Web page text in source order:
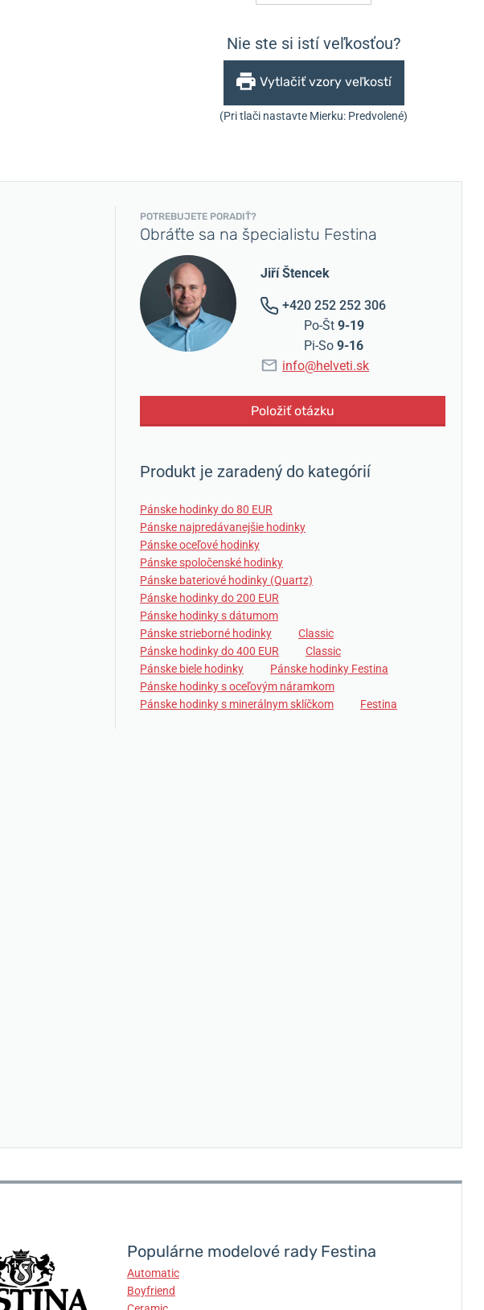
Nie ste si istí veľkosťou?
Vytlačiť vzory veľkostí
(Pri tlači nastavte Mierku: Predvolené)
POTREBUJETE PORADIŤ?
Obráťte sa na špecialistu Festina
Jiří Štencek
+420 252 252 306
Po-Št 9-19
Pi-So 9-16
info@helveti.sk
Položiť otázku
Produkt je zaradený do kategórií
Pánske hodinky do 80 EUR
Pánske najpredávanejšie hodinky
Pánske oceľové hodinky
Pánske spoločenské hodinky
Pánske bateriové hodinky (Quartz)
Pánske hodinky do 200 EUR
Pánske hodinky s dátumom
Pánske strieborné hodinky
Classic
Pánske hodinky do 400 EUR
Classic
Pánske biele hodinky
Pánske hodinky Festina
Pánske hodinky s oceľovým náramkom
Pánske hodinky s minerálnym sklíčkom
Festina
Populárne modelové rady Festina
Automatic
Boyfriend